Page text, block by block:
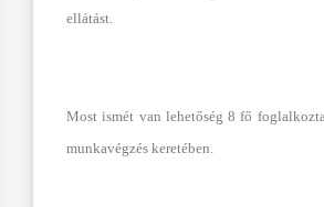
ellátást.
Most ismét van lehetőség 8 fő
munkavégzés keretében.